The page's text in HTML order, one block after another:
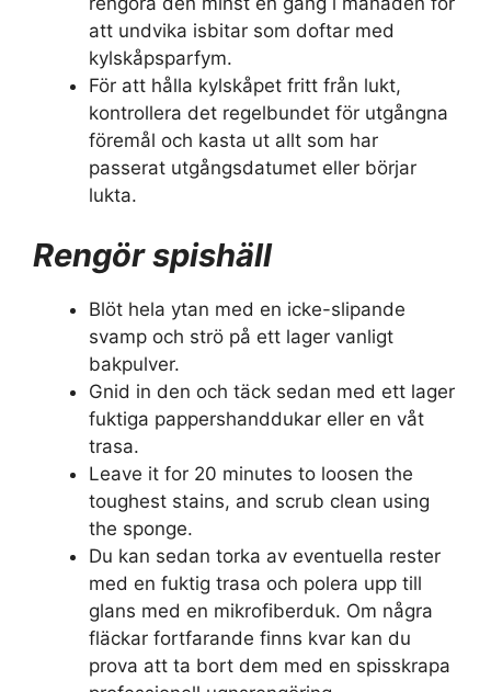
att undvika isbitar som doftar med
kylskåpsparfym.
För att hålla kylskåpet fritt från lukt,
kontrollera det regelbundet för utgångna
föremål och kasta ut allt som har
passerat utgångsdatumet eller börjar
lukta.
Rengör spishäll
Blöt hela ytan med en icke-slipande
svamp och strö på ett lager vanligt
bakpulver.
Gnid in den och täck sedan med ett lager
fuktiga pappershanddukar eller en våt
trasa.
Leave it for 20 minutes to loosen the
toughest stains, and scrub clean using
the sponge.
Du kan sedan torka av eventuella rester
med en fuktig trasa och polera upp till
glans med en mikrofiberduk. Om några
fläckar fortfarande finns kvar kan du
prova att ta bort dem med en spisskrapa